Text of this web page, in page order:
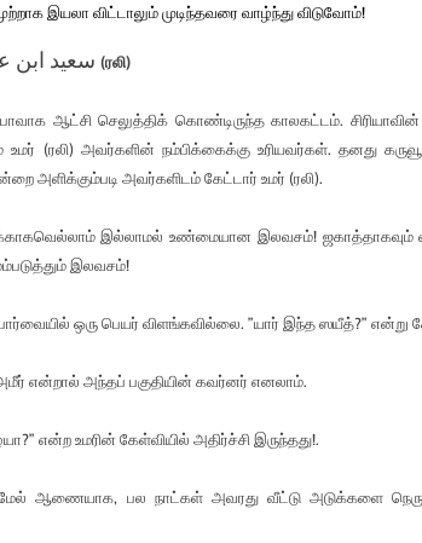
இயலா விட்டாலும் முடிந்தவரை வாழ்ந்து விடுவோம்!
(ரலி)
ஆட்சி செலுத்திக் கொண்டிருந்த காலகட்டம். சிரியாவின்
உமர் (ரலி) அவர்களின் நம்பிக்கைக்கு உரியவர்கள். தனது
அளிக்கும்படி அவர்களிடம் கேட்டார் உமர் (ரலி).
இல்லாமல் உண்மையான இலவசம்! ஜகாத்தாகவும்
இலவசம்!
ஒரு பெயர் விளங்கவில்லை. ”யார் இந்த ஸயீத்?” என்று
என்றால் அந்தப் பகுதியின் கவர்னர் எனலாம்.
என்ற உமரின் கேள்வியில் அதிர்ச்சி இருந்தது!.
ஆணையாக, பல நாட்கள் அவரது வீட்டு அடுக்களை